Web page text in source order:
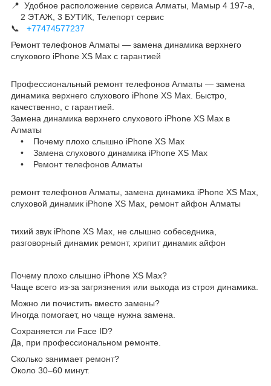
📍 Удобное расположение сервиса Алматы, Мамыр 4 197-а,
2 ЭТАЖ, 3 БУТИК, Телепорт сервис
📞
+77474577237
Ремонт телефонов Алматы — замена динамика верхнего
слухового iPhone XS Max с гарантией
Профессиональный ремонт телефонов Алматы — замена
динамика верхнего слухового iPhone XS Max. Быстро,
качественно, с гарантией.
Замена динамика верхнего слухового iPhone XS Max в
Алматы
• Почему плохо слышно iPhone XS Max
• Замена слухового динамика iPhone XS Max
• Ремонт телефонов Алматы
ремонт телефонов Алматы, замена динамика iPhone XS Max,
слуховой динамик iPhone XS Max, ремонт айфон Алматы
тихий звук iPhone XS Max, не слышно собеседника,
разговорный динамик ремонт, хрипит динамик айфон
Почему плохо слышно iPhone XS Max?
Чаще всего из-за загрязнения или выхода из строя динамика.
Можно ли почистить вместо замены?
Иногда помогает, но чаще нужна замена.
Сохраняется ли Face ID?
Да, при профессиональном ремонте.
Сколько занимает ремонт?
Около 30–60 минут.